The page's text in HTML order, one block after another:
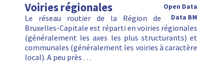
Voiries régionales
Open Data
Data BM
Le réseau routier de la Région de
Bruxelles-Capitale est réparti en voiries régionales
(généralement les axes les plus structurants) et
communales (généralement les voiries à caractère
local). A peu près …